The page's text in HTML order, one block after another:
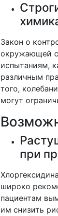
Закон о
окружающей
испытаниям,
различным
того,
могут
при
широко
пациентам
им снизить